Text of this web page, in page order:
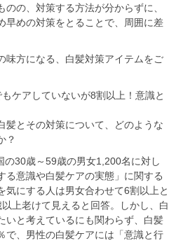
の、対策する方法が分からずに、
早めの対策をとることで、周囲に差
味方になる、白髪対策アイテムをご
ケアしていないが8割以上！意識と
髪とその対策について、どのような
？
30歳～59歳の男女1,200名に対し
る意識や白髪ケアの実態」に関する
気にする人は男女合わせて6割以上と
上老けて見えると回答。しかし、白
いと考えているにも関わらず、白髪
で、男性の白髪ケアには「意識と行